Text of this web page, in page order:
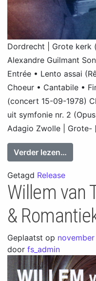
Dordrecht | Grote kerk
Alexandre Guilmant
Entrée • Lento assai
Choeur • Cantabile •
(concert 15-09-1978)
uit symfonie nr. 2
Adagio Zwolle | Grote-
Verder lezen…
Getagd Release
Willem van
&
Geplaatst op
door fs_admin